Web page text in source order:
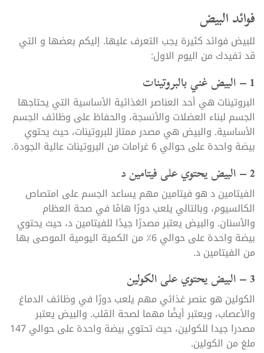
فوائد البيض
للبيض فوائد كثيرة يجب التعرف عليها. إليكم بعضها و التي
قد تفيدك من اليوم الاول:
1 – البيض غني بالبروتينات
البروتينات هي أحد العناصر الغذائية الأساسية التي يحتاجها
الجسم لبناء العضلات والأنسجة، والحفاظ على وظائف الجسم
الأساسية. والبيض هي مصدر ممتاز للبروتينات، حيث يحتوي
بيضة واحدة على حوالي 6 غرامات من البروتينات عالية الجودة.
2 – البيض يحتوي على فيتامين د
الفيتامين د هو فيتامين مهم يساعد الجسم على امتصاص
الكالسيوم، وبالتالي يلعب دورًا هامًا في صحة العظام
والأسنان. والبيض يعتبر مصدرًا جيدًا للفيتامين د، حيث يحتوي
بيضة واحدة على حوالي 6٪ من الكمية اليومية الموصى بها
من الفيتامين د.
3 – البيض يحتوي على الكولين
الكولين هو عنصر غذائي مهم يلعب دورًا في وظائف الدماغ
والأعصاب، ويعتبر أيضًا مهما لصحة القلب. والبيض يعتبر
مصدرا جيدا للكولين، حيث تحتوي بيضة واحدة على حوالي 147
ملغ من الكولين.